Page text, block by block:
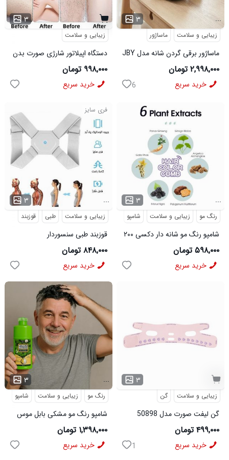
۳
زیبایی و سلامت
دستگاه اپیلاتور شارژی صورت بدن
۹۹۸,۰۰۰ تومان
خرید سریع
۳ ...
زیبایی و سلامت ماساژور
ماساژور برقی گردن شانه مدل JBY
827
۲,۹۹۸,۰۰۰ تومان
خرید سریع 6
فری سایز
۳ ...
زیبایی و سلامت طبی قوزبند
قوزبند طبی سنسوردار
۸۴۸,۰۰۰ تومان
خرید سریع
۳ ...
رنگ مو زیبایی و سلامت شامپو
شامپو رنگ مو شانه دار دکسی ۲۰۰
میل قهوه ای روشن
۵۹۸,۰۰۰ تومان
خرید سریع
۳ ...
رنگ مو زیبایی و سلامت شامپو
شامپو رنگ مو مشکی بابل موس
اصلی 500میل مشکی
۱,۳۹۸,۰۰۰ تومان
خرید سریع
۳
زیبایی و سلامت گن
گن لیفت صورت مدل 50898
۴۹۹,۰۰۰ تومان
خرید سریع 1